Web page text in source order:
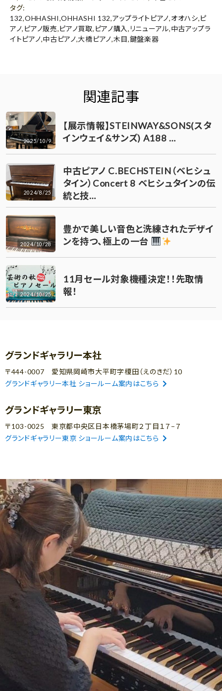
タグ:
132,OHHASHI,OHHASHI 132,アップライトピアノ,オオハシ,ピ
アノ, ピアノ販売,ピアノ買取, ピアノ購入, リニューアル,中古アップラ
イトピアノ,中古ピアノ,大橋ピアノ,木目,鍵盤楽器
関連記事
2025/10/9
【展示情報】STEINWAY&SONS(スタ
インウェイ&サンズ) A188 …
2024/8/25
中古ピアノ C.BECHSTEIN（ベヒシュ
タイン）Concert 8 ベヒシュタインの伝
統と技…
2024/10/28
豊かで美しい音色と洗練されたデザイ
ンを持つ、極上の一台
2024/10/25
11月セール対象機種決定！！先取情
報！
グランドギャラリー本社
〒444-0007 愛知県岡崎市大平町字榎田（えのきだ）10
グランドギャラリー本社 ショールーム案内はこちら
グランドギャラリー東京
〒103-0025 東京都中央区日本橋茅場町２丁目１７−７
グランドギャラリー東京 ショールーム案内はこちら